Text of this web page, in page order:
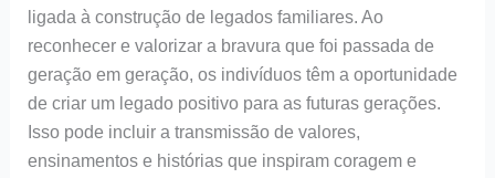
ligada à construção de legados familiares. Ao
reconhecer e valorizar a bravura que foi passada de
geração em geração, os indivíduos têm a oportunidade
de criar um legado positivo para as futuras gerações.
Isso pode incluir a transmissão de valores,
ensinamentos e histórias que inspiram coragem e